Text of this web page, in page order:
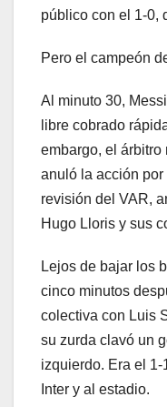
público con el 1-0,
Pero el campeón
Al minuto 30,
libre cobrado
embargo, el árbitro
anuló la acción
revisión del VAR,
Hugo Lloris y sus
Lejos de bajar los
cinco minutos
colectiva con Luis
su zurda clavó un
izquierdo. Era el 1-
Inter y al estadio.